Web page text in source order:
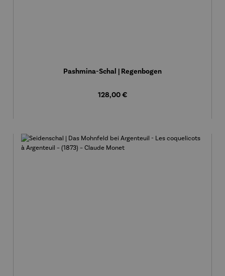
Pashmina-Schal | Regenbogen
Regulärer Preis:
128,00 €